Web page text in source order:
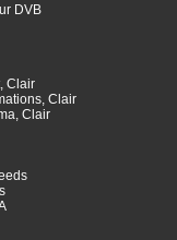
DVB
Clair
Clair
Clair